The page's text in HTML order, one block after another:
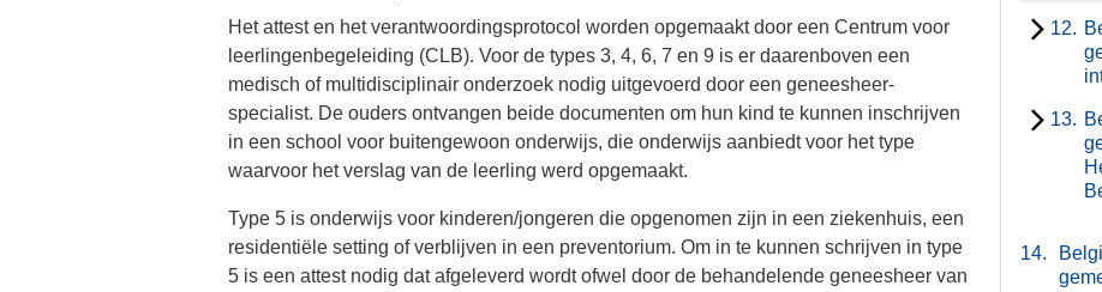
Het attest en het verantwoordingsprotocol worden opgemaakt door een Centrum voor
leerlingenbegeleiding (CLB). Voor de types 3, 4, 6, 7 en 9 is er daarenboven een
medisch of multidisciplinair onderzoek nodig uitgevoerd door een geneesheer-
specialist. De ouders ontvangen beide documenten om hun kind te kunnen inschrijven
in een school voor buitengewoon onderwijs, die onderwijs aanbiedt voor het type
waarvoor het verslag van de leerling werd opgemaakt.
Type 5 is onderwijs voor kinderen/jongeren die opgenomen zijn in een ziekenhuis, een
residentiële setting of verblijven in een preventorium. Om in te kunnen schrijven in type
5 is een attest nodig dat afgeleverd wordt ofwel door de behandelende geneesheer van
12.
13.
14.